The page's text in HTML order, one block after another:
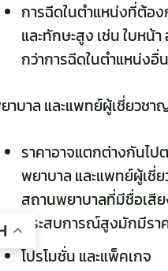
การฉีดในตำแหน่งที่ต้อง
และทักษะสูง เช่น ใบหน้
กว่าการฉีดในตำแหน่งอื่น
าบาล และแพทย์ผู้เชี่ยวชา
ราคาอาจแตกต่างกันไป
พยาบาล และแพทย์ผู้เชี่
สถานพยาบาลที่มีชื่อเสี
ประสบการณ์สูงมักมีร
โปรโมชั่น และแพ็คเกจ